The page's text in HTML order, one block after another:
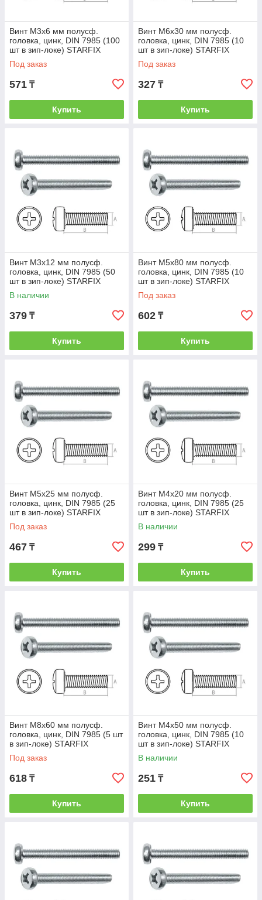
Винт М3х6 мм полусф.
головка, цинк, DIN 7985 (100
шт в зип-локе) STARFIX
(STARFIX) (SMZ1-51168-100)
Под заказ
571 ₸
Купить
Винт М6х30 мм полусф.
головка, цинк, DIN 7985 (10
шт в зип-локе) STARFIX
(STARFIX) (SMZ1-54192-10)
Под заказ
327 ₸
Купить
Винт М3х12 мм полусф.
головка, цинк, DIN 7985 (50
шт в зип-локе) STARFIX
(STARFIX) (SMZ1-51174-50)
В наличии
379 ₸
Купить
Винт М5х80 мм полусф.
головка, цинк, DIN 7985 (10
шт в зип-локе) STARFIX
(STARFIX) (SMZ1-53242-10)
Под заказ
602 ₸
Купить
Винт М5х25 мм полусф.
головка, цинк, DIN 7985 (25
шт в зип-локе) STARFIX
(STARFIX) (SMZ1-53187-25)
Под заказ
467 ₸
Купить
Винт М4х20 мм полусф.
головка, цинк, DIN 7985 (25
шт в зип-локе) STARFIX
(STARFIX) (SMZ1-52182-25)
В наличии
299 ₸
Купить
Винт М8х60 мм полусф.
головка, цинк, DIN 7985 (5 шт
в зип-локе) STARFIX
(STARFIX) (SMZ1-56222-5)
Под заказ
618 ₸
Купить
Винт М4х50 мм полусф.
головка, цинк, DIN 7985 (10
шт в зип-локе) STARFIX
(STARFIX) (SMZ1-52212-10)
В наличии
251 ₸
Купить